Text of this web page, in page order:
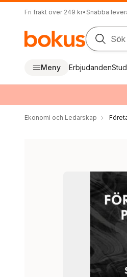
Fri frakt över 249 kr• Snabba
Sök
Meny Erbjudanden
Ekonomi och Ledarskap